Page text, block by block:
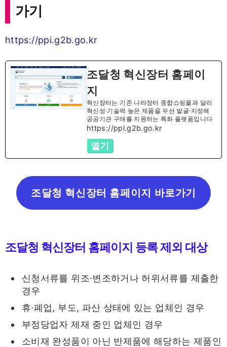
가기
https://ppi.g2b.go.kr
조달청 혁신장터 홈페이
지
혁신장터는 기존 나라장터 종합쇼핑몰과 달리
혁신성·기술력 높은 제품을 우선 발굴·지정해
공공기관 구매를 지원하는 특화 플랫폼입니다
https://ppi.g2b.go.kr
열기
조달청 혁신장터 홈페이지 바로가기
조달청 혁신장터 홈페이지 등록 제외 대상
신청서류를 위조·변조하거나 허위서류를 제출한
경우
휴·폐업, 부도, 파산 상태에 있는 업체인 경우
부정당업자 제재 중인 업체인 경우
소비재 완성품이 아닌 반제품에 해당하는 제품인